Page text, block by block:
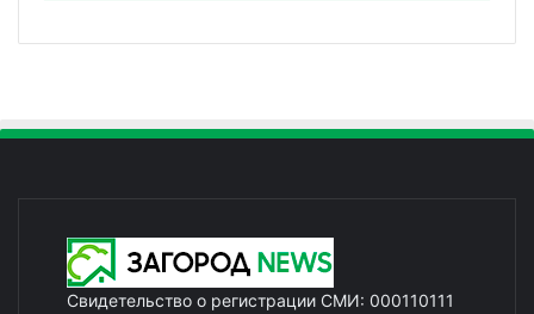
Свидетельство о регистрации СМИ: 000110111